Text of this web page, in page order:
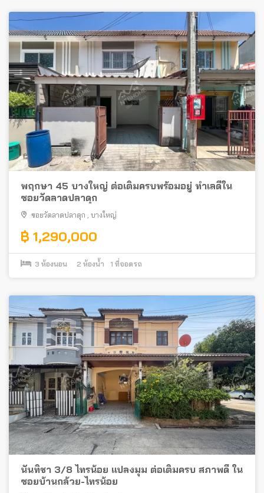
พฤกษา 45 บางใหญ่ ต่อเติมครบพร้อมอยู่ ทำเลดีใน
ซอยวัดลาดปลาดุก
ซอยวัดลาดปลาดุก บางใหญ่
฿ 1,290,000
3 ห้องนอน 2 ห้องน้ำ 1 ที่จอดรถ
นันทิชา 3/8 ไทรน้อย แปลงมุม ต่อเติมครบ สภาพดี ใน
ซอยบ้านกล้วย-ไทรน้อย